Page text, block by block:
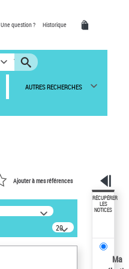
Une question ? Historique
AUTRES RECHERCHES
Ajouter à mes références
20
résultats/page
RÉCUPÉRER
LES
NOTICES
Ma